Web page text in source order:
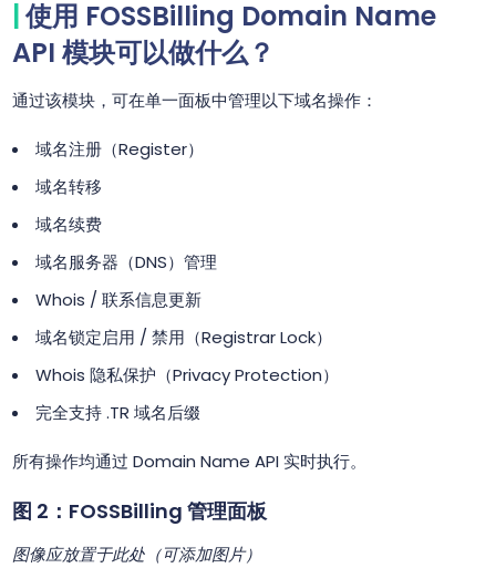
使用 FOSSBilling Domain Name
API 模块可以做什么？
通过该模块，可在单一面板中管理以下域名操作：
域名注册（Register）
域名转移
域名续费
域名服务器（DNS）管理
Whois / 联系信息更新
域名锁定启用 / 禁用（Registrar Lock）
Whois 隐私保护（Privacy Protection）
完全支持 .TR 域名后缀
所有操作均通过 Domain Name API 实时执行。
图 2：FOSSBilling 管理面板
图像应放置于此处（可添加图片）